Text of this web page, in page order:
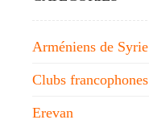
Arméniens de Syrie
Clubs francophones
Erevan